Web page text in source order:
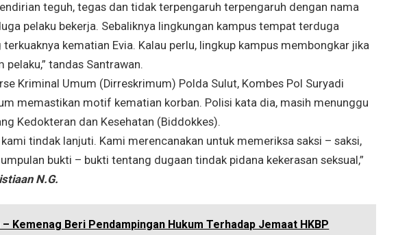
teguh, tegas dan tidak terpengaruh terpengaruh dengan nama
pelaku bekerja. Sebaliknya lingkungan kampus tempat terduga
kematian Evia. Kalau perlu, lingkup kampus membongkar jika
tandas Santrawan.
Kriminal Umum (Dirreskrimum) Polda Sulut, Kombes Pol Suryadi
memastikan motif kematian korban. Polisi kata dia, masih menunggu
Kedokteran dan Kesehatan (Biddokkes).
tindak lanjuti. Kami merencanakan untuk memeriksa saksi – saksi,
bukti – bukti tentang dugaan tindak pidana kekerasan seksual,”
N.G.
– Kemenag Beri Pendampingan Hukum Terhadap Jemaat HKBP